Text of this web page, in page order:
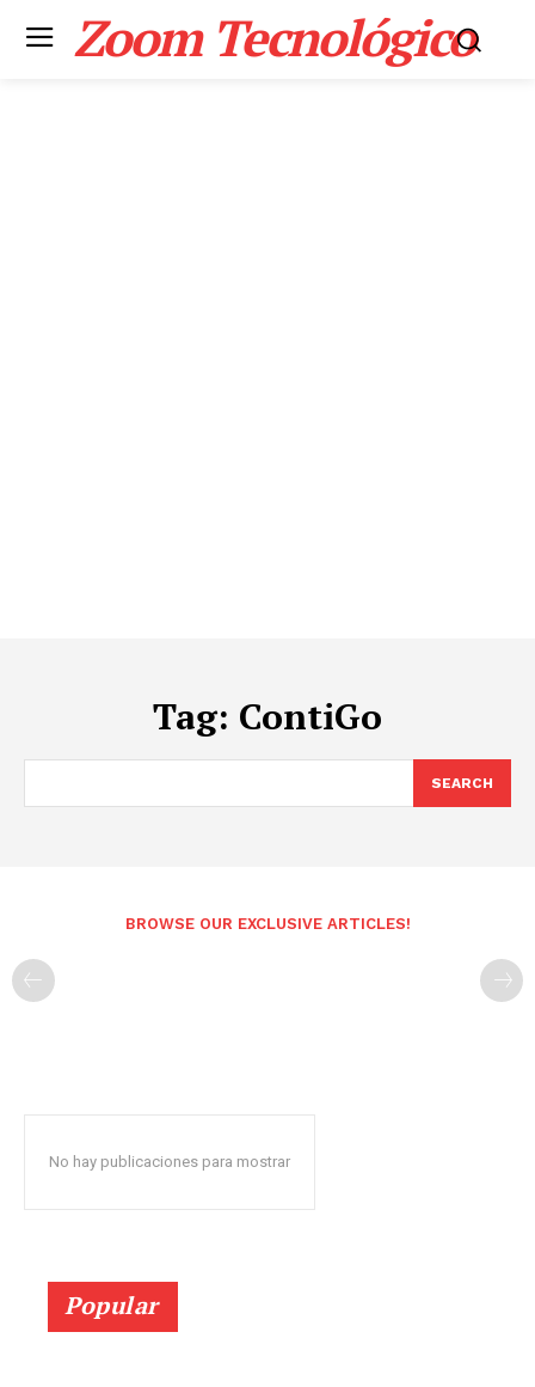
Zoom Tecnológico
Tag: ContiGo
SEARCH
BROWSE OUR EXCLUSIVE ARTICLES!
No hay publicaciones para mostrar
Popular